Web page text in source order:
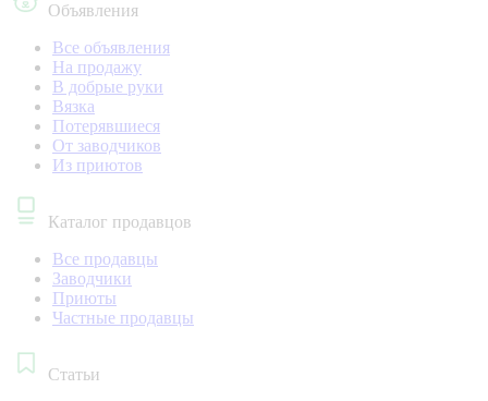
Объявления
Все объявления
На продажу
В добрые руки
Вязка
Потерявшиеся
От заводчиков
Из приютов
Каталог продавцов
Все продавцы
Заводчики
Приюты
Частные продавцы
Статьи